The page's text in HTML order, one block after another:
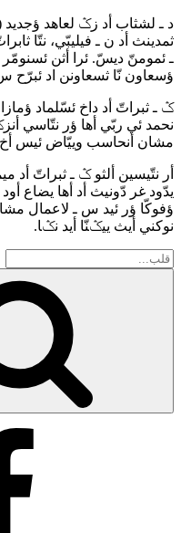
د ـ لشثاب أد زݣ لعاهد ؤجديد
ثمدينث أد ن ـ فيليبّي، نتّا
ـ ئمومنّ ديسّ. ئرا أثن
ؤسعاون نّا ثسعاونن اد ئبرّح
ݣ ـ ثبراتّ أد داخ ئسّلماد
نحمد ئي ربّي أها ؤر نتّاسي
مشان أنحاسب وييّاض ئيس
أر نتّيسين ألثو ݣ ـ ثبراتّ
يدّود غر دّونيث أد أها يضاع
ؤفوكّا ؤر ئيد س ـ لاعمال
نوكني أيث ييݣنّا أيد نݣا.
Search
for: